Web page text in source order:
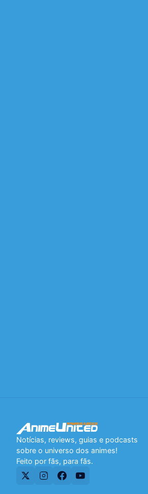
Notícias, reviews, guias e podcasts
sobre o universo dos animes!
Feito por fãs, para fãs.